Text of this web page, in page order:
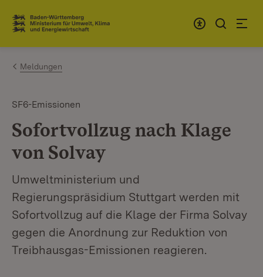
Zum Inhalt springen
Link zur Startseite
Meldungen
SF6-Emissionen
Sofortvollzug nach Klage
von Solvay
Umweltministerium und
Regierungspräsidium Stuttgart werden mit
Sofortvollzug auf die Klage der Firma Solvay
gegen die Anordnung zur Reduktion von
Treibhausgas-Emissionen reagieren.